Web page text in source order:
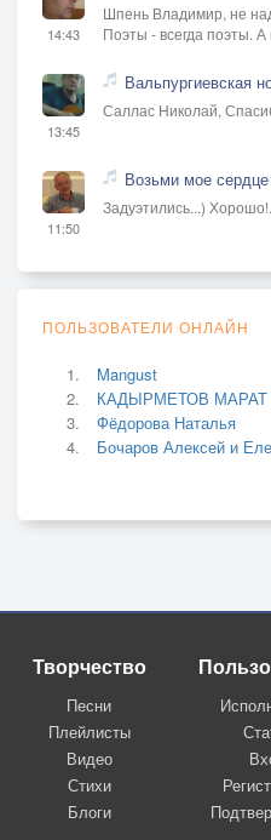
14:43
Шпень Владимир, не
Поэты - всегда поэты.
13:45
Вальпургиевская
Саллас Николай,
11:50
Возьми мое сердце
Задуэтились...)
ПОЛЬЗОВАТЕЛИ ОНЛАЙН
Mangust
КАДЫРМЕТОВ МАРАТ
Фёдорова Наталья
Бочаров Алексей и
Творчество
Песни
Плейлисты
Видео
Стихи
Блоги